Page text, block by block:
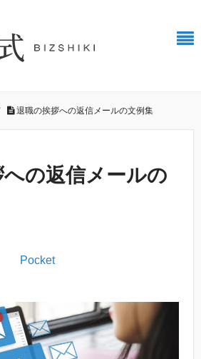
退職の挨拶への返信メールの文例集
の返信メールの
Pocket